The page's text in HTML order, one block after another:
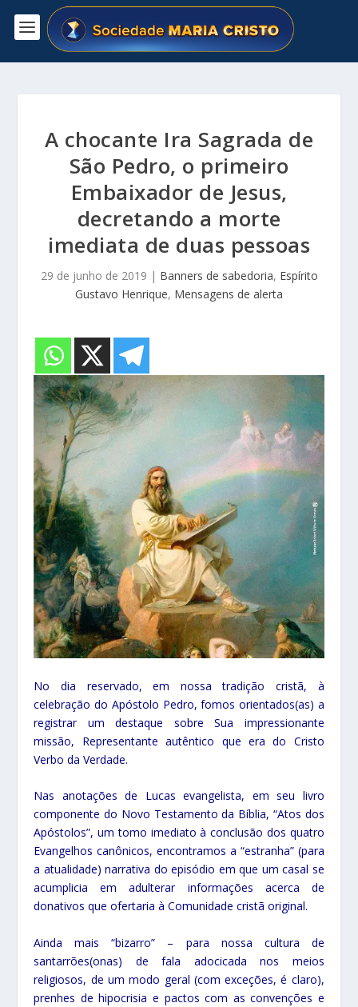
A chocante Ira Sagrada de
São Pedro, o primeiro
Embaixador de Jesus,
decretando a morte
imediata de duas pessoas
29 de junho de 2019 | Banners de sabedoria, Espírito
Gustavo Henrique, Mensagens de alerta
No dia reservado, em nossa tradição cristã, à
celebração do Apóstolo Pedro, fomos orientados(as) a
registrar um destaque sobre Sua impressionante
missão, Representante autêntico que era do Cristo
Verbo da Verdade.
Nas anotações de Lucas evangelista, em seu livro
componente do Novo Testamento da Bíblia, “Atos dos
Apóstolos”, um tomo imediato à conclusão dos quatro
Evangelhos canônicos, encontramos a “estranha” (para
a atualidade) narrativa do episódio em que um casal se
acumplicia em adulterar informações acerca de
donativos que ofertaria à Comunidade cristã original.
Ainda mais “bizarro” – para nossa cultura de
santarrões(onas) de fala adocicada nos meios
religiosos, de um modo geral (com exceções, é claro),
prenhes de hipocrisia e pactos com as convenções e